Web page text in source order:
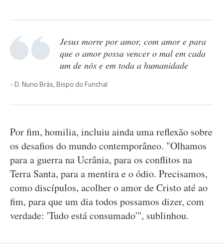
Jesus morre por amor, com amor e para
que o amor possa vencer o mal em cada
um de nós e em toda a humanidade
D. Nuno Brás, Bispo do Funchal
Por fim, homilia, incluiu ainda uma reflexão sobre
os desafios do mundo contemporâneo. "Olhamos
para a guerra na Ucrânia, para os conflitos na
Terra Santa, para a mentira e o ódio. Precisamos,
como discípulos, acolher o amor de Cristo até ao
fim, para que um dia todos possamos dizer, com
verdade: 'Tudo está consumado'", sublinhou.